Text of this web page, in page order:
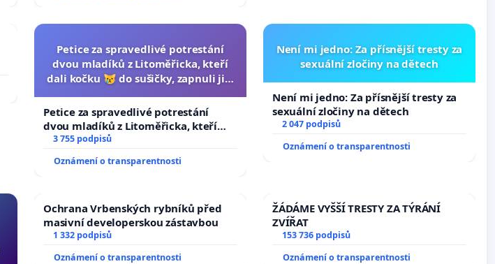
Petice za spravedlivé potrestání
dvou mladíků z Litoměřicka, kteří
dali kočku 😿 do sušičky, zapnuli ji a
Petice za spravedlivé potrestání
dvou mladíků z Litoměřicka, kteří
dali kočku 😿 do sušičky, zapnuli ji a
3 755 podpisů
Oznámení o transparentnosti
Není mi jedno: Za přísnější tresty za
sexuální zločiny na dětech
Není mi jedno: Za přísnější tresty za
sexuální zločiny na dětech
2 047 podpisů
Oznámení o transparentnosti
Ochrana Vrbenských rybníků před
masivní developerskou zástavbou
1 332 podpisů
Oznámení o transparentnosti
ŽÁDÁME VYŠŠÍ TRESTY ZA TÝRÁNÍ
ZVÍŘAT
153 736 podpisů
Oznámení o transparentnosti